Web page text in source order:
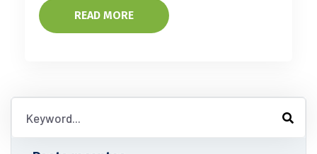
READ MORE